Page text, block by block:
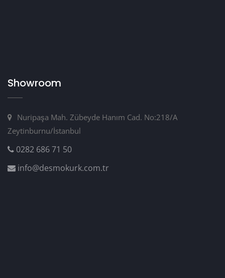
Showroom
Nuripaşa Mah. Zübeyde Hanım Cad. No:218/A
Zeytinburnu/İstanbul
0282 686 71 50
info@desmokurk.com.tr